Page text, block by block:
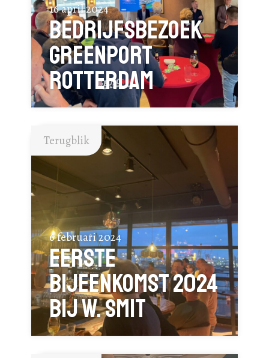
16 april 2024
Bedrijfsbezoek
Greenport
Rotterdam
Terugblik
6 februari 2024
Eerste
bijeenkomst 2024
bij W. SMIT